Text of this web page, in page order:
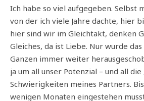
Ich habe so viel aufgegeben. Selbst
von der ich viele Jahre dachte, hier
hier sind wir im Gleichtakt, denken
Gleiches, da ist Liebe. Nur wurde
Ganzen immer weiter
ja um all unser Potenzial – und all die
Schwierigkeiten meines Partners.
wenigen Monaten eingestehen